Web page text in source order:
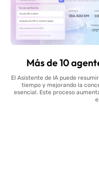
Más de 10
El Asistente de IA puede
tiempo y mejorando la
esencial. Este proceso